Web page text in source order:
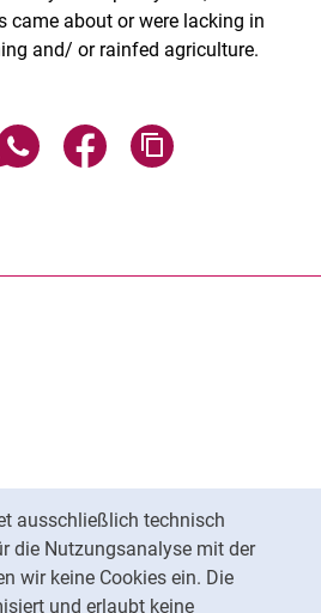
ausschließlich technisch
die Nutzungsanalyse mit der
wir keine Cookies ein. Die
und erlaubt keine
came about or were lacking in
and/ or rainfed agriculture.
über E-Mail teilen
Seite über WhatsApp teilen
Seite über Facebook